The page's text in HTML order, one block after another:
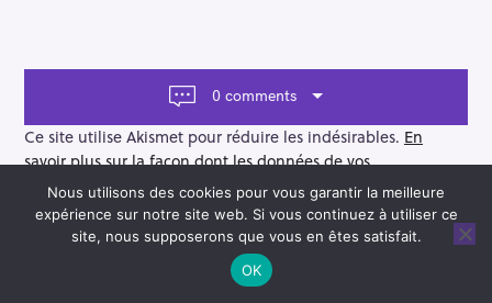
g
i
o
0 comments
Ce site utilise Akismet pour réduire les indésirables. En
savoir plus sur la façon dont les données de vos
commentaires sont traitées.
Nous utilisons des cookies pour vous garantir la meilleure
expérience sur notre site web. Si vous continuez à utiliser ce
site, nous supposerons que vous en êtes satisfait.
OK